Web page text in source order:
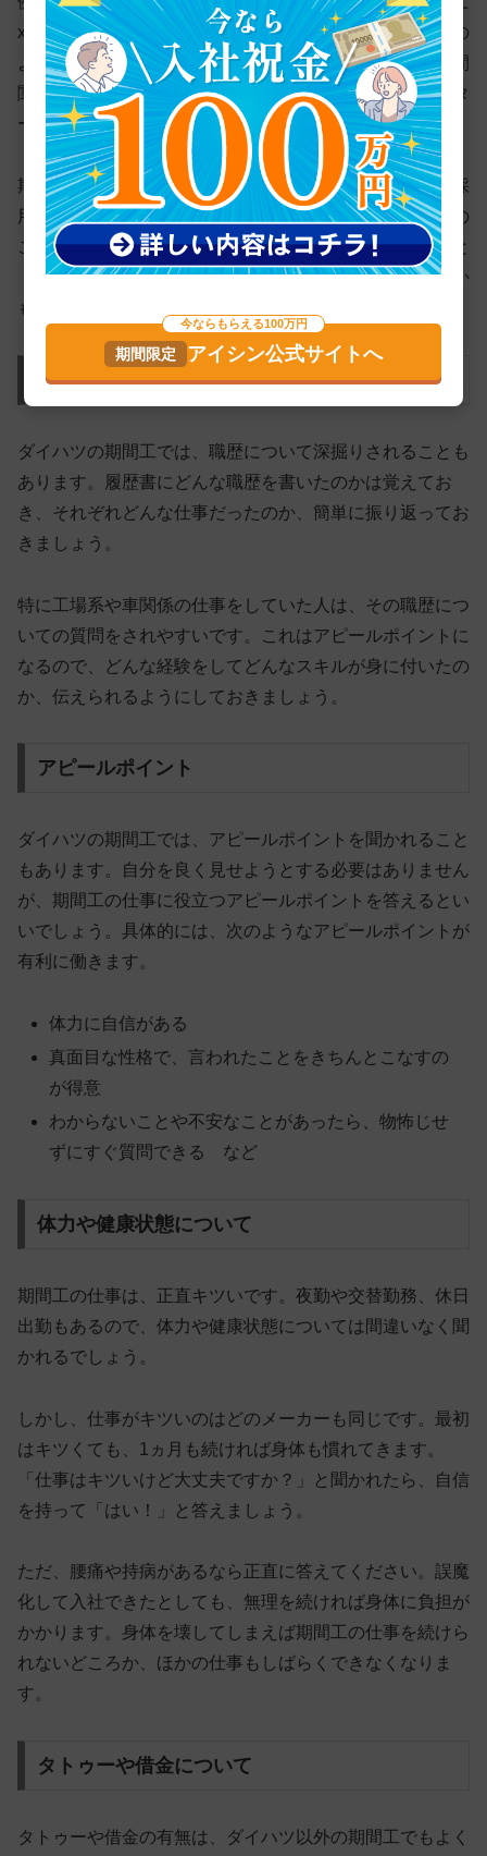
xx万円を貯めたかったが、前の職場では不可能だった」の
ような答え方がいいでしょう。ただ、仕事のキツさや人間
関係が理由なら、ほかの辞めた理由を考えておくのがベタ
ーです。
期間工の仕事はキツいため、「キツいから辞めた人」を採
用するのは面接官にとって不安です。面接官は前の職場の
ことを知らないので、人間関係が理由で辞めたと答えると
「人のせいにしてるだけなんじゃないの？」と思われるか
もしれません。
職歴について
ダイハツの期間工では、職歴について深掘りされることも
あります。履歴書にどんな職歴を書いたのかは覚えてお
き、それぞれどんな仕事だったのか、簡単に振り返ってお
きましょう。
特に工場系や車関係の仕事をしていた人は、その職歴につ
いての質問をされやすいです。これはアピールポイントに
なるので、
どんな経験をしてどんなスキルが身に付いたの
か、伝えられるようにしておきましょう 。
アピールポイント
ダイハツの期間工では、アピールポイントを聞かれること
もあります。自分を良く見せようとする必要はありません
が、期間工の仕事に役立つアピールポイントを答えるとい
いでしょう。具体的には、次のようなアピールポイントが
有利に働きます。
体力に自信がある
真面目な性格で、言われたことをきちんとこなすの
が得意
わからないことや不安なことがあったら、物怖じせ
ずにすぐ質問できる など
体力や健康状態について
期間工の仕事は、正直キツいです。夜勤や交替勤務、休日
出勤もあるので、体力や健康状態については間違いなく聞
かれるでしょう。
しかし、仕事がキツいのはどのメーカーも同じです。最初
はキツくても、1ヵ月も続ければ身体も慣れてきます。
「仕事はキツいけど大丈夫ですか？」と聞かれたら、
自信
を持って「はい！」と答えましょう 。
ただ、腰痛や持病があるなら正直に答えてください。誤魔
化して入社できたとしても、無理を続ければ身体に負担が
かかります。身体を壊してしまえば期間工の仕事を続けら
れないどころか、ほかの仕事もしばらくできなくなりま
す。
タトゥーや借金について
タトゥーや借金の有無は、ダイハツ以外の期間工でもよく
今ならもらえる100万円
アイシン公式サイトへ